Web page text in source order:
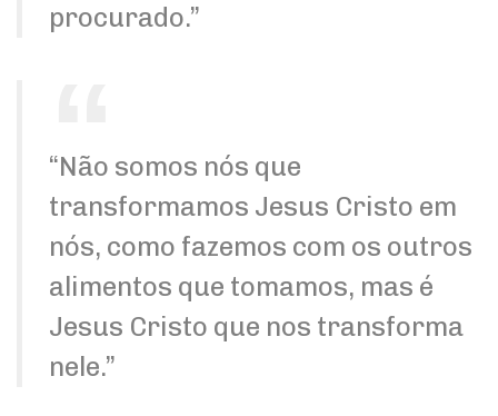
procurado.”
“Não somos nós que
transformamos Jesus Cristo em
nós, como fazemos com os outros
alimentos que tomamos, mas é
Jesus Cristo que nos transforma
nele.”